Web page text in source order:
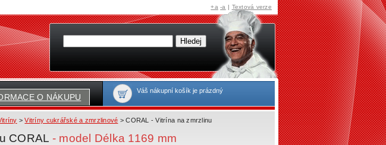
O NÁKUPU
Váš nákupní košík je prázdný
>Vitríny cukrářské a zmrzlinové > CORAL - Vitrína na zmrzlinu
CORAL - model Délka 1169 mm
+a -a | Textová verze